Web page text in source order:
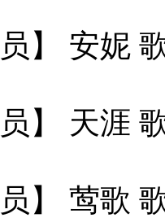
员】 安妮
员】 天涯
员】 莺歌